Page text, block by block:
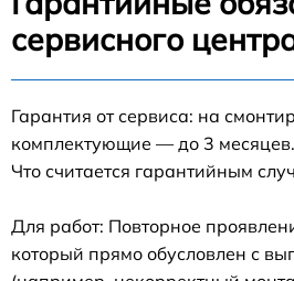
сервисного
Гарантия от сервиса: на
комплектующие — до 3 месяцев.
Что считается гарантийным
Для работ: Повторное
который прямо обусловлен с